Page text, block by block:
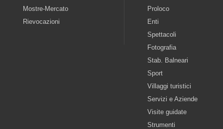
Mostre-Mercato
Rievocazioni
Proloco
Enti
Spettacoli
Fotografia
Stab. Balneari
Sport
Villaggi turistici
Servizi e Aziende
Visite guidate
Strumenti